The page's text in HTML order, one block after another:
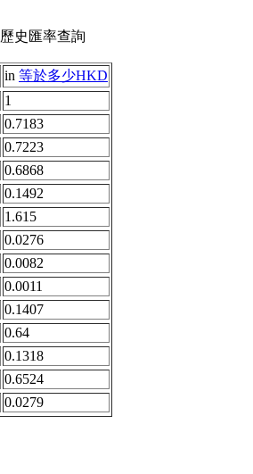
歷史匯率查詢
in 等於多少HKD
1
0.7183
0.7223
0.6868
0.1492
1.615
0.0276
0.0082
0.0011
0.1407
0.64
0.1318
0.6524
0.0279